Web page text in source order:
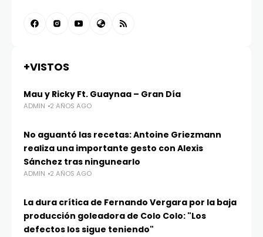
+VISTOS
Mau y Ricky Ft. Guaynaa – Gran Día
ADMIN 2 AÑOS AGO
No aguantó las recetas: Antoine Griezmann
realiza una importante gesto con Alexis
Sánchez tras ningunearlo
ADMIN 2 AÑOS AGO
La dura crítica de Fernando Vergara por la baja
producción goleadora de Colo Colo: "Los
defectos los sigue teniendo"